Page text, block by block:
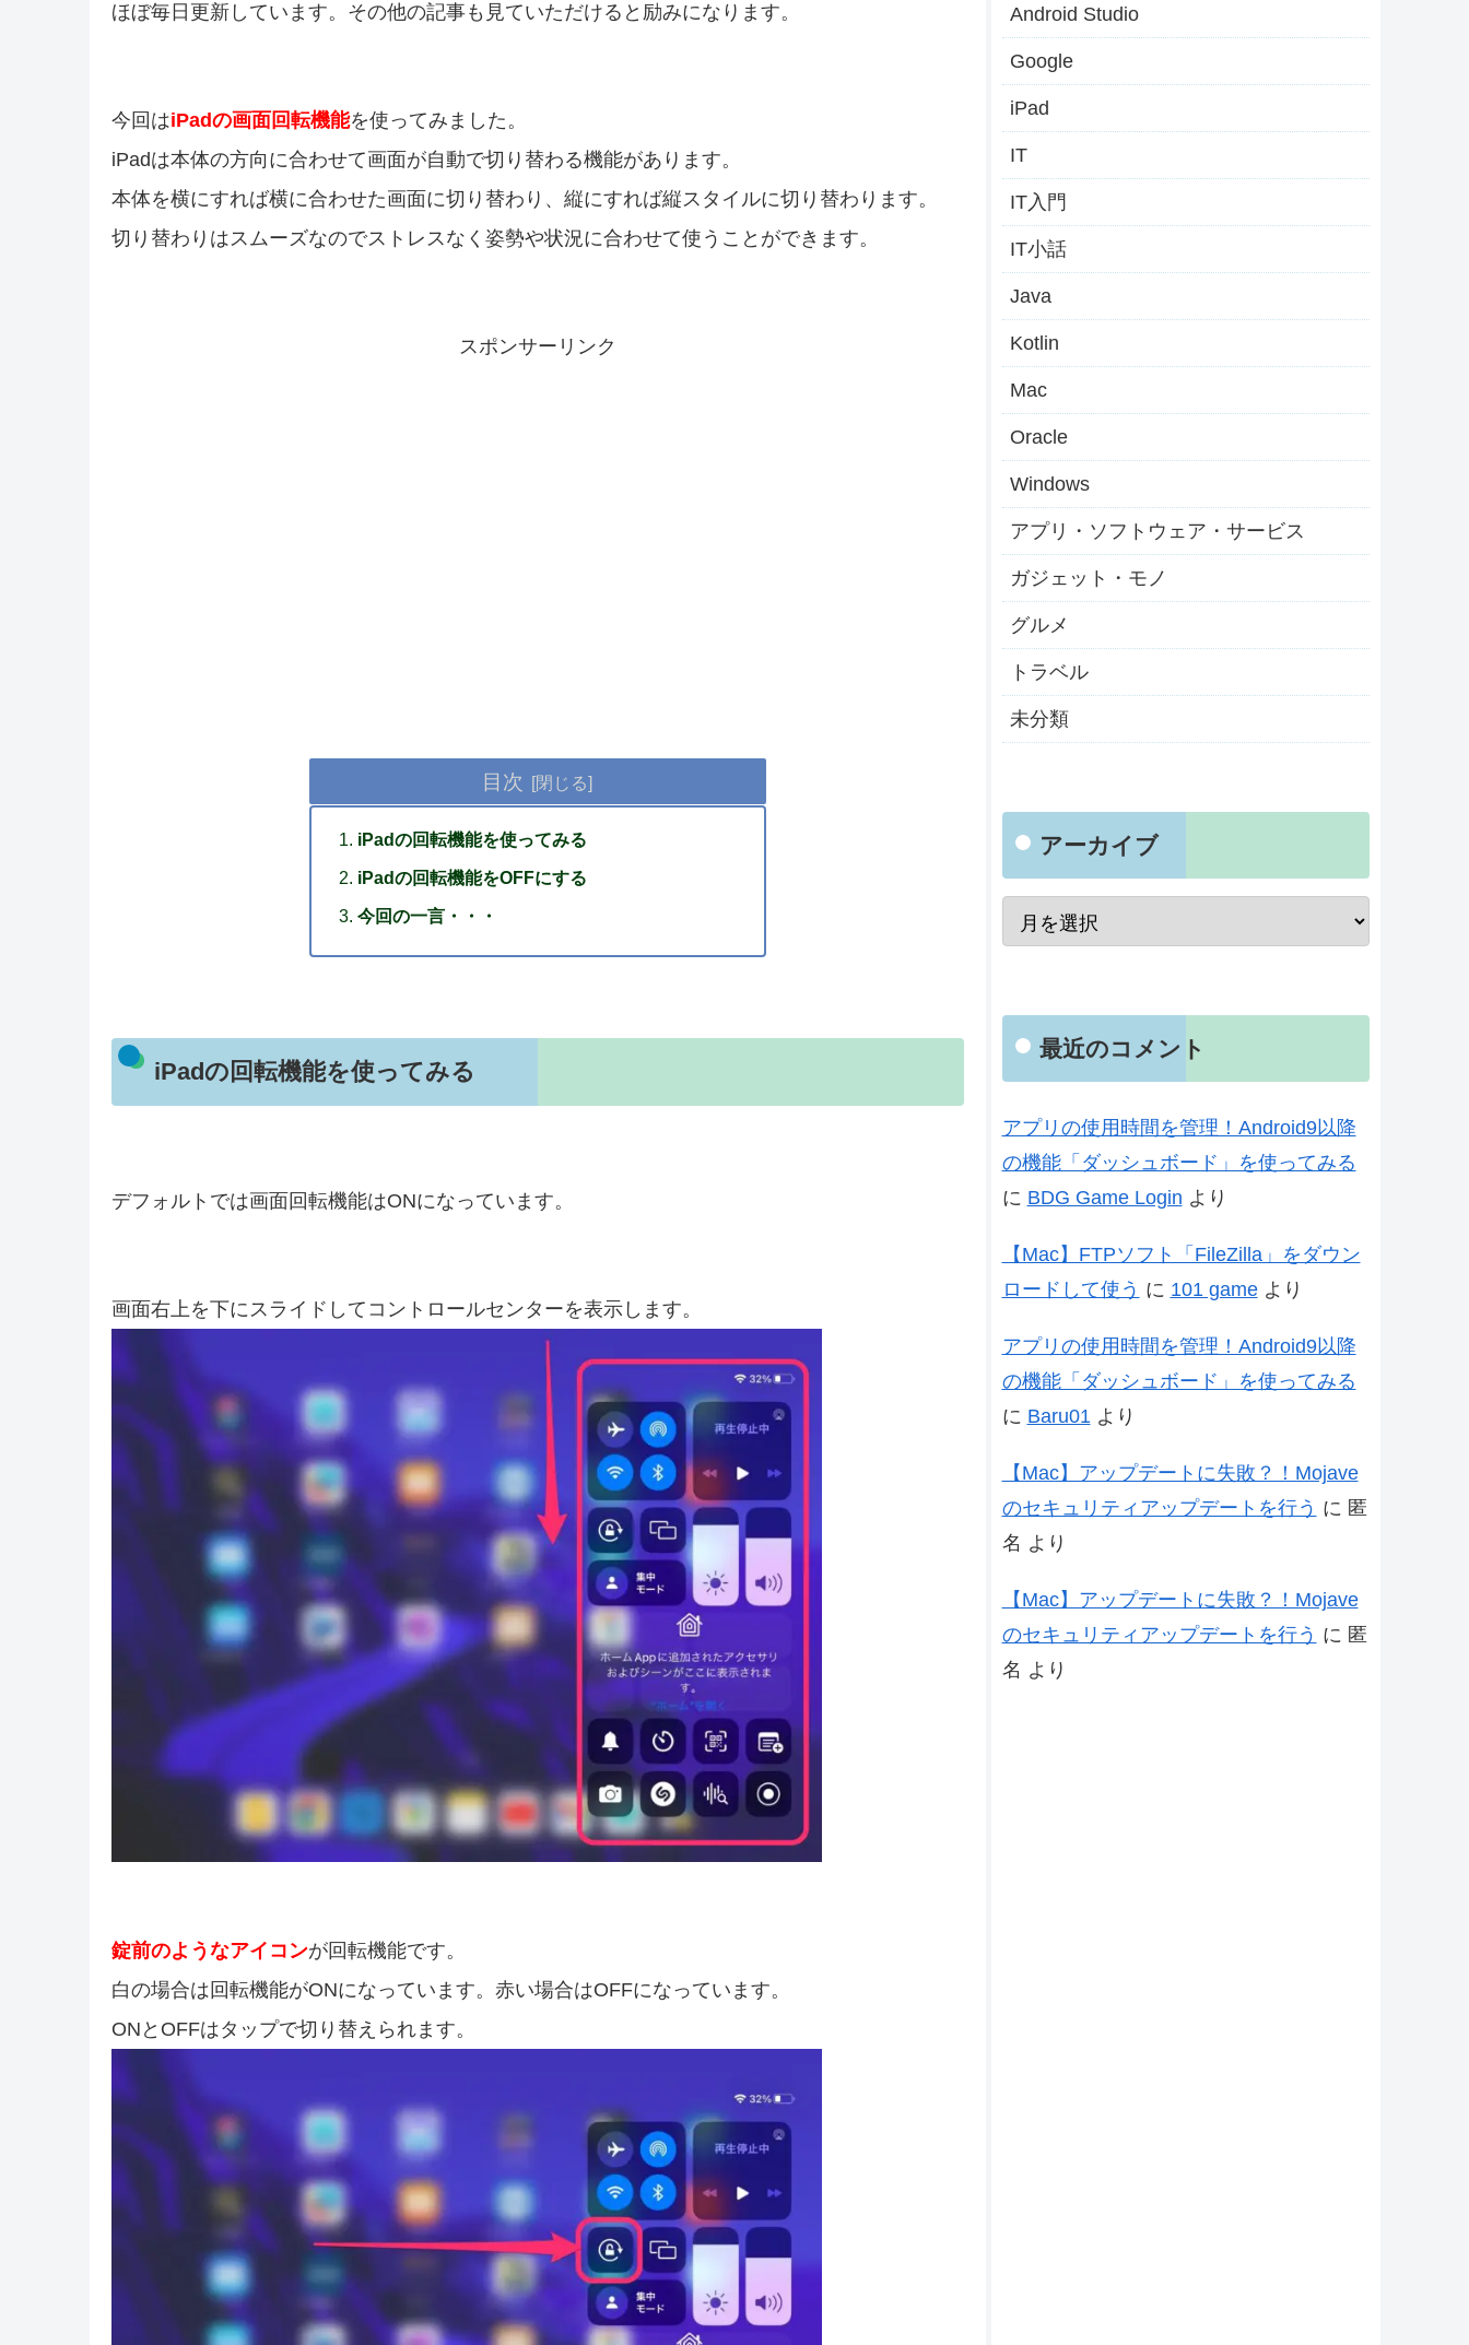
ほぼ毎日更新しています。その他の記事も見ていただけると励みになります。
今回はiPadの画面回転機能を使ってみました。
iPadは本体の方向に合わせて画面が自動で切り替わる機能があります。
本体を横にすれば横に合わせた画面に切り替わり、縦にすれば縦スタイルに切り替わります。
切り替わりはスムーズなのでストレスなく姿勢や状況に合わせて使うことができます。
スポンサーリンク
目次
iPadの回転機能を使ってみる
iPadの回転機能をOFFにする
今回の一言・・・
iPadの回転機能を使ってみる
デフォルトでは画面回転機能はONになっています。
画面右上を下にスライドしてコントロールセンターを表示します。
錠前のようなアイコンが回転機能です。
白の場合は回転機能がONになっています。赤い場合はOFFになっています。
ONとOFFはタップで切り替えられます。
Android Studio
Google
iPad
IT
IT入門
IT小話
Java
Kotlin
Mac
Oracle
Windows
アプリ・ソフトウェア・サービス
ガジェット・モノ
グルメ
トラベル
未分類
アーカイブ
最近のコメント
アプリの使用時間を管理！Android9以降
の機能「ダッシュボード」を使ってみる
に BDG Game Login より
【Mac】FTPソフト「FileZilla」をダウン
ロードして使う に 101 gameより
アプリの使用時間を管理！Android9以降
の機能「ダッシュボード」を使ってみる
に Baru01 より
【Mac】アップデートに失敗？！Mojave
のセキュリティアップデートを行う に 匿
名 より
【Mac】アップデートに失敗？！Mojave
のセキュリティアップデートを行う に 匿
名 より